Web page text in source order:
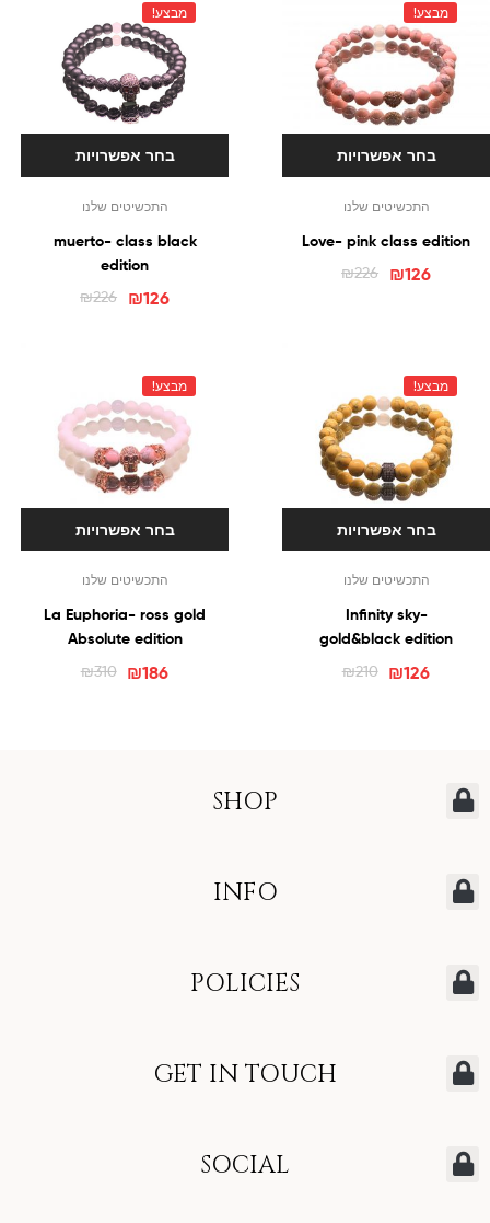
מבצע!
בחר אפשרויות
התכשיטים שלנו
Love- pink class edition
₪226 ₪126
מבצע!
בחר אפשרויות
התכשיטים שלנו
muerto- class black
edition
₪226 ₪126
מבצע!
בחר אפשרויות
התכשיטים שלנו
Infinity sky-
gold&black edition
₪210 ₪126
מבצע!
בחר אפשרויות
התכשיטים שלנו
La Euphoria- ross gold
Absolute edition
₪310 ₪186
SHOP
INFO
POLICIES
GET IN TOUCH
SOCIAL